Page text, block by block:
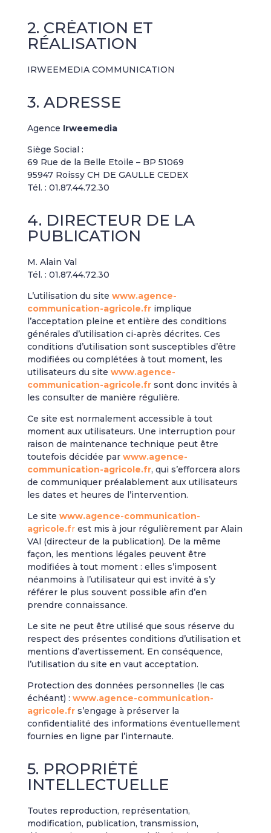
2. CRÉATION ET
RÉALISATION
IRWEEMEDIA COMMUNICATION
3. ADRESSE
Agence Irweemedia
Siège Social :
69 Rue de la Belle Etoile – BP 51069
95947 Roissy CH DE GAULLE CEDEX
Tél. : 01.87.44.72.30
4. DIRECTEUR DE LA
PUBLICATION
M. Alain Val
Tél. : 01.87.44.72.30
L’utilisation du site www.agence-
communication-agricole.fr implique
l’acceptation pleine et entière des conditions
générales d’utilisation ci-après décrites. Ces
conditions d’utilisation sont susceptibles d’être
modifiées ou complétées à tout moment, les
utilisateurs du site www.agence-
communication-agricole.fr sont donc invités à
les consulter de manière régulière.
Ce site est normalement accessible à tout
moment aux utilisateurs. Une interruption pour
raison de maintenance technique peut être
toutefois décidée par www.agence-
communication-agricole.fr, qui s’efforcera alors
de communiquer préalablement aux utilisateurs
les dates et heures de l’intervention.
Le site www.agence-communication-
agricole.fr est mis à jour régulièrement par Alain
VAl (directeur de la publication). De la même
façon, les mentions légales peuvent être
modifiées à tout moment : elles s’imposent
néanmoins à l’utilisateur qui est invité à s’y
référer le plus souvent possible afin d’en
prendre connaissance.
Le site ne peut être utilisé que sous réserve du
respect des présentes conditions d’utilisation et
mentions d’avertissement. En conséquence,
l’utilisation du site en vaut acceptation.
Protection des données personnelles (le cas
échéant) : www.agence-communication-
agricole.frs’engage à préserver la
confidentialité des informations éventuellement
fournies en ligne par l’internaute.
5. PROPRIÉTÉ
INTELLECTUELLE
Toutes reproduction, représentation,
modification, publication, transmission,